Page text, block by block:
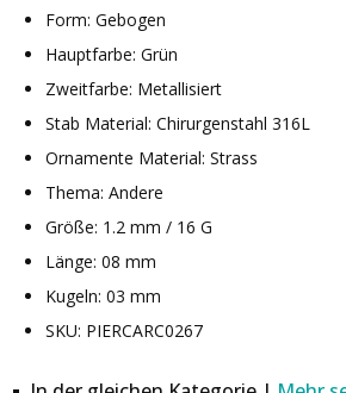
Form: Gebogen
Hauptfarbe: Grün
Zweitfarbe: Metallisiert
Stab Material: Chirurgenstahl 316L
Ornamente Material: Strass
Thema: Andere
Größe: 1.2 mm / 16 G
Länge: 08 mm
Kugeln: 03 mm
SKU: PIERCARC0267